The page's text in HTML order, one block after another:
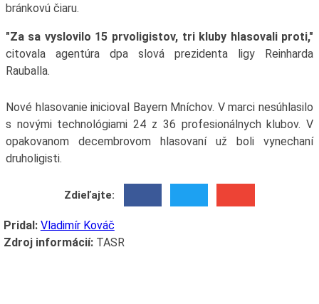
bránkovú čiaru.
"Za sa vyslovilo 15 prvoligistov, tri kluby hlasovali proti,"
citovala agentúra dpa slová prezidenta ligy Reinharda
Rauballa.
Nové hlasovanie inicioval Bayern Mníchov. V marci nesúhlasilo
s novými technológiami 24 z 36 profesionálnych klubov. V
opakovanom decembrovom hlasovaní už boli vynechaní
druholigisti.
Zdieľajte:
Pridal: Vladimír Kováč
Zdroj informácií:TASR